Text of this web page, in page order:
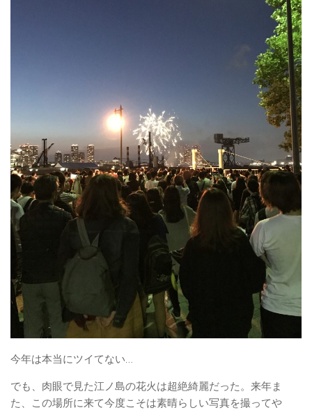
今年は本当にツイてない…
でも、肉眼で見た江ノ島の花火は超絶綺麗だった。来年ま
た、この場所に来て今度こそは素晴らしい写真を撮ってや